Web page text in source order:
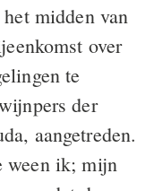
midden van
over
te
der
aangetreden.
ween ik; mijn